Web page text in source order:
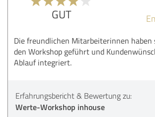
GUT
Die freundlichen Mitarbeiterinnen haben
den Workshop geführt und
Ablauf integriert.
Erfahrungsbericht & Bewertung zu:
Werte-Workshop inhouse